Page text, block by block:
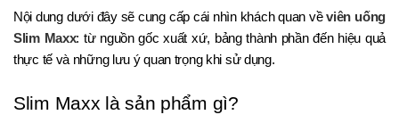
Nội dung dưới đây sẽ cung cấp cái nhìn khách quan vềviên uống
Slim Maxx: từ nguồn gốc xuất xứ, bảng thành phần đến hiệu quả
thực tế và những lưu ý quan trọng khi sử dụng.
Slim Maxx là sản phẩm gì?